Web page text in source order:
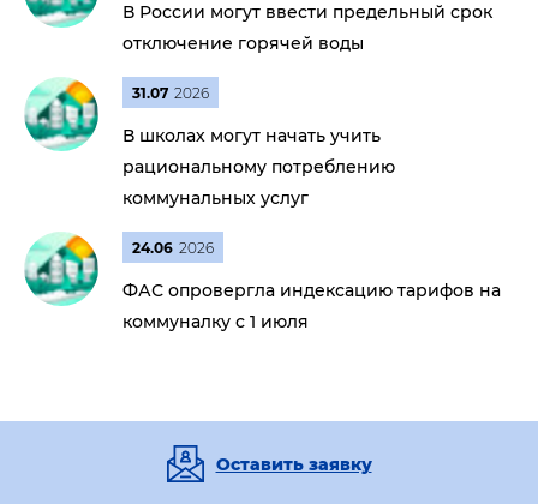
В России могут ввести предельный срок
отключение горячей воды
31.07 2026
В школах могут начать учить
рациональному потреблению
коммунальных услуг
24.06 2026
ФАС опровергла индексацию тарифов на
коммуналку с 1 июля
Оставить заявку